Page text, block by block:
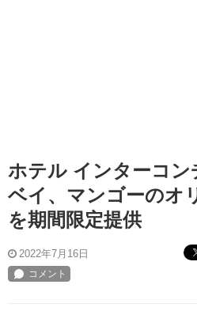
ホテル インターコ
ベイ、マンゴーのオ
を期間限定提供
2022年7月16日